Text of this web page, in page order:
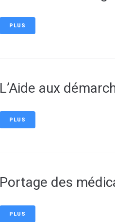
PLUS
L’Aide aux
PLUS
Portage des
PLUS